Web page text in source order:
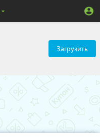
Загрузить